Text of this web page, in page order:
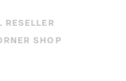
SHOP